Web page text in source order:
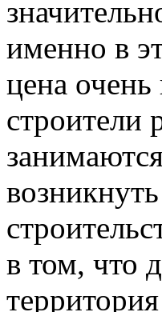
именно в
цена очень
строители
в том, что